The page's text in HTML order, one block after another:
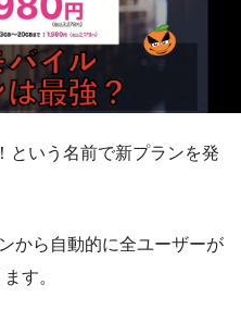
という名前で新プランを発
から自動的に全ユーザーが
す。